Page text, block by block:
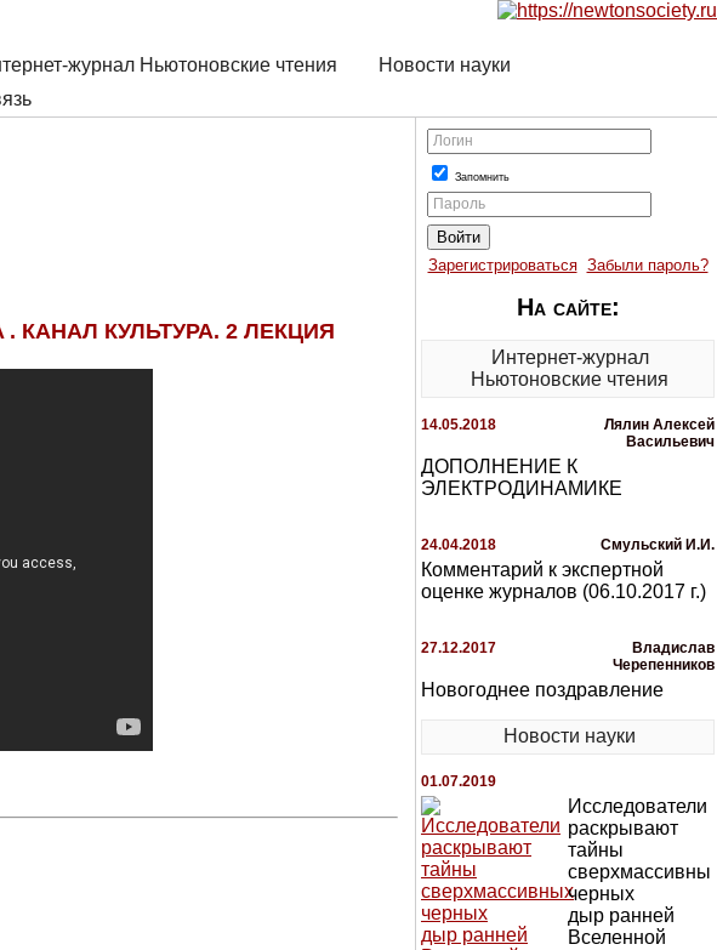
журнал Ньютоновские чтения
Новости науки
КАНАЛ КУЛЬТУРА. 2 ЛЕКЦИЯ
Логин
Запомнить
Пароль
Зарегистрироваться Забыли пароль?
На сайте:
Интернет-журнал
Ньютоновские чтения
14.05.2018
Лялин Алексей
Васильевич
ДОПОЛНЕНИЕ К
ЭЛЕКТРОДИНАМИКЕ
24.04.2018 Смульский И.И.
Комментарий к экспертной
оценке журналов (06.10.2017 г.)
27.12.2017
Владислав
Черепенников
Новогоднее поздравление
Новости науки
01.07.2019
Исследователи
раскрывают
тайны
черных
дыр ранней
Вселенной